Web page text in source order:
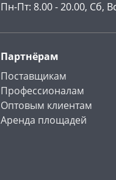
Пн-Пт: 8.00 - 20.00, Сб,
Партнёрам
Поставщикам
Профессионалам
Оптовым клиентам
Аренда площадей